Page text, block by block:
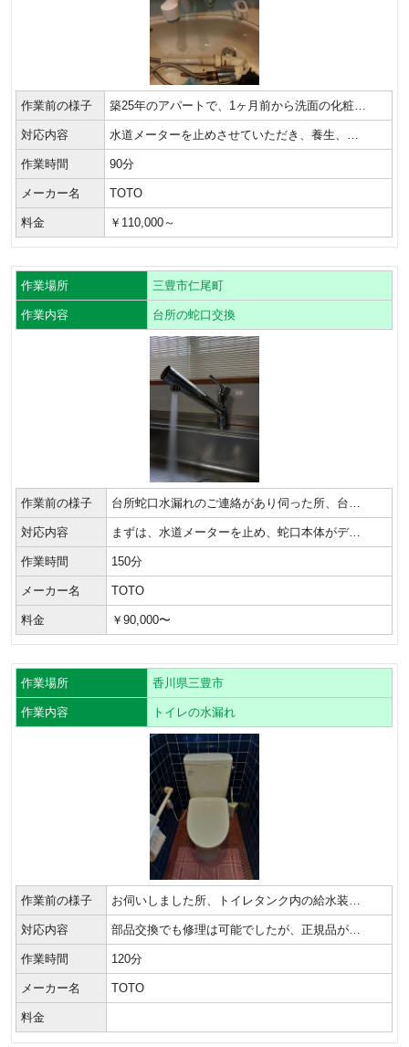
作業前の様子 築25年のアパートで、1ヶ月前から洗面の化粧…
対応内容 水道メーターを止めさせていただき、養生、…
作業時間 90分
メーカー名 TOTO
料金 ￥110,000～
作業場所 三豊市仁尾町
作業内容 台所の蛇口交換
作業前の様子 台所蛇口水漏れのご連絡があり伺った所、台…
対応内容 まずは、水道メーターを止め、蛇口本体がデ…
作業時間 150分
メーカー名 TOTO
料金 ￥90,000〜
作業場所 香川県三豊市
作業内容 トイレの水漏れ
作業前の様子 お伺いしました所、トイレタンク内の給水装…
対応内容 部品交換でも修理は可能でしたが、正規品が…
作業時間 120分
メーカー名 TOTO
料金